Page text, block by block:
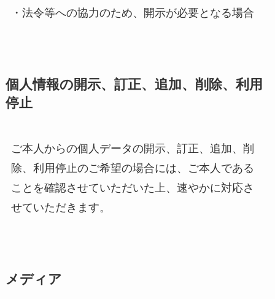
・法令等への協力のため、開示が必要となる場合
個人情報の開示、訂正、追加、削除、利用
停止
ご本人からの個人データの開示、訂正、追加、削
除、利用停止のご希望の場合には、ご本人である
ことを確認させていただいた上、速やかに対応さ
せていただきます。
メディア